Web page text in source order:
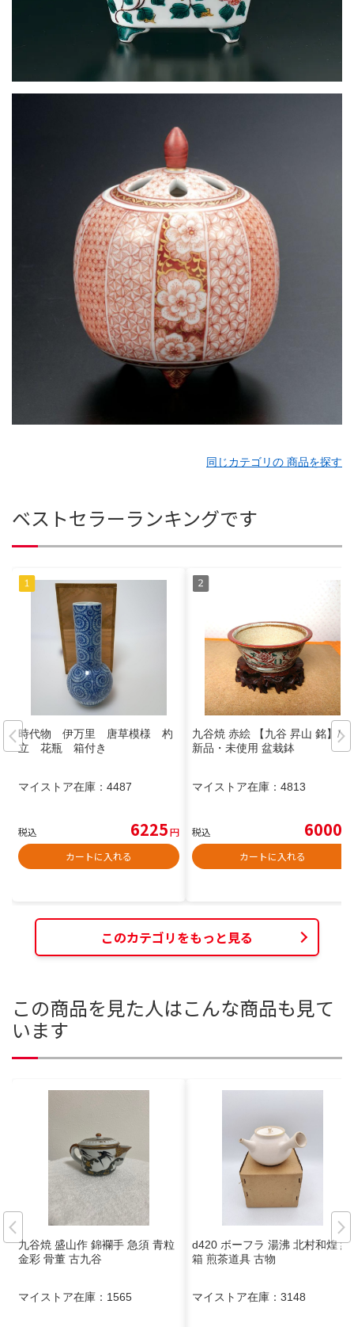
同じカテゴリの 商品を探す
ベストセラーランキングです
時代物 伊万里 唐草模様 杓
立 花瓶 箱付き
マイストア在庫： 4487
税込 6225円
カートに入れる
九谷焼 赤絵 【九谷 昇山 銘】/
新品・未使用 盆栽鉢
マイストア在庫： 4813
税込 6000
カートに入れる
このカテゴリをもっと見る
この商品を見た人はこんな商品も見て
います
九谷焼 盛山作 錦襴手 急須 青粒
金彩 骨董 古九谷
マイストア在庫： 1565
d420 ボーフラ 湯沸 北村和煌 紙
箱 煎茶道具 古物
マイストア在庫： 3148